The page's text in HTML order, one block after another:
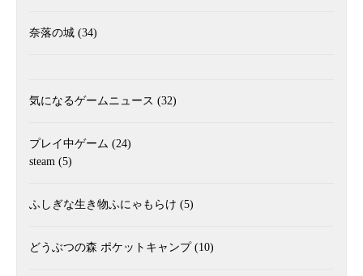
奈落の城 (34)
気になるゲームニュース (32)
プレイ中ゲーム (24)
steam (5)
ふしぎな生き物ふにゃもらけ (5)
どうぶつの森 ポケットキャンプ(10)